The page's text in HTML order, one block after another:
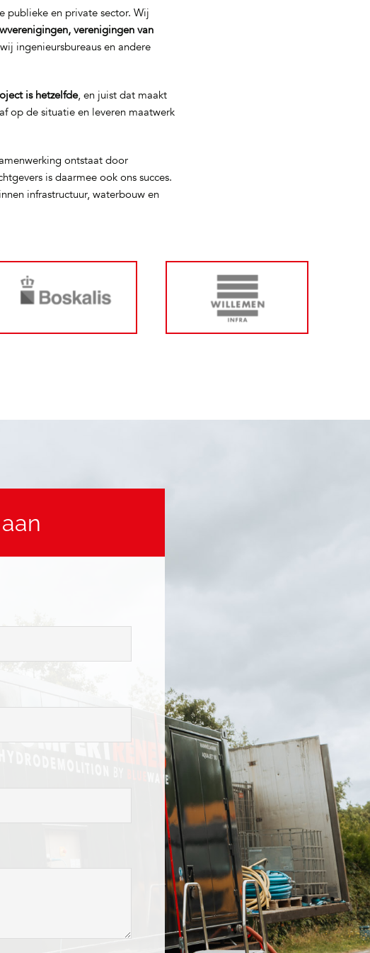
publieke en private sector. Wij
verenigingen van
ingenieursbureaus en andere
is hetzelfde, en juist dat maakt
op de situatie en leveren maatwerk
ontstaat door
is daarmee ook ons succes.
infrastructuur, waterbouw en